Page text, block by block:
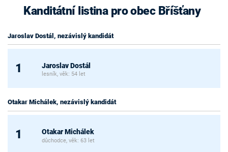
Kanditátní listina pro obec Bříšťany
Jaroslav Dostál, nezávislý kandidát
1 Jaroslav Dostál
lesník, věk: 54 let
Otakar Michálek, nezávislý kandidát
1 Otakar Michálek
důchodce, věk: 63 let